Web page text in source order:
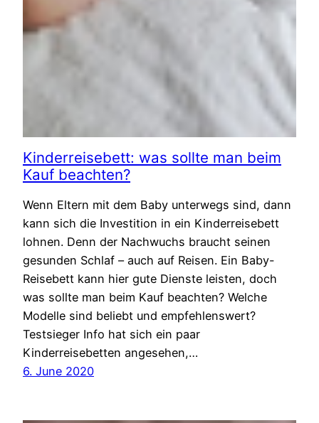
Kinderreisebett: was sollte man beim
Kauf beachten?
Wenn Eltern mit dem Baby unterwegs sind, dann
kann sich die Investition in ein Kinderreisebett
lohnen. Denn der Nachwuchs braucht seinen
gesunden Schlaf – auch auf Reisen. Ein Baby-
Reisebett kann hier gute Dienste leisten, doch
was sollte man beim Kauf beachten? Welche
Modelle sind beliebt und empfehlenswert?
Testsieger Info hat sich ein paar
Kinderreisebetten angesehen,…
6. June 2020